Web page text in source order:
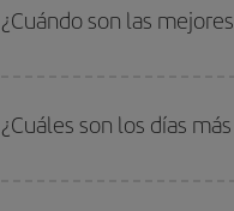
las fechas y horarios de ida y
¿Cuándo son las
periodos de vacaciones
precios encontrarás.
¿Cuáles son los días